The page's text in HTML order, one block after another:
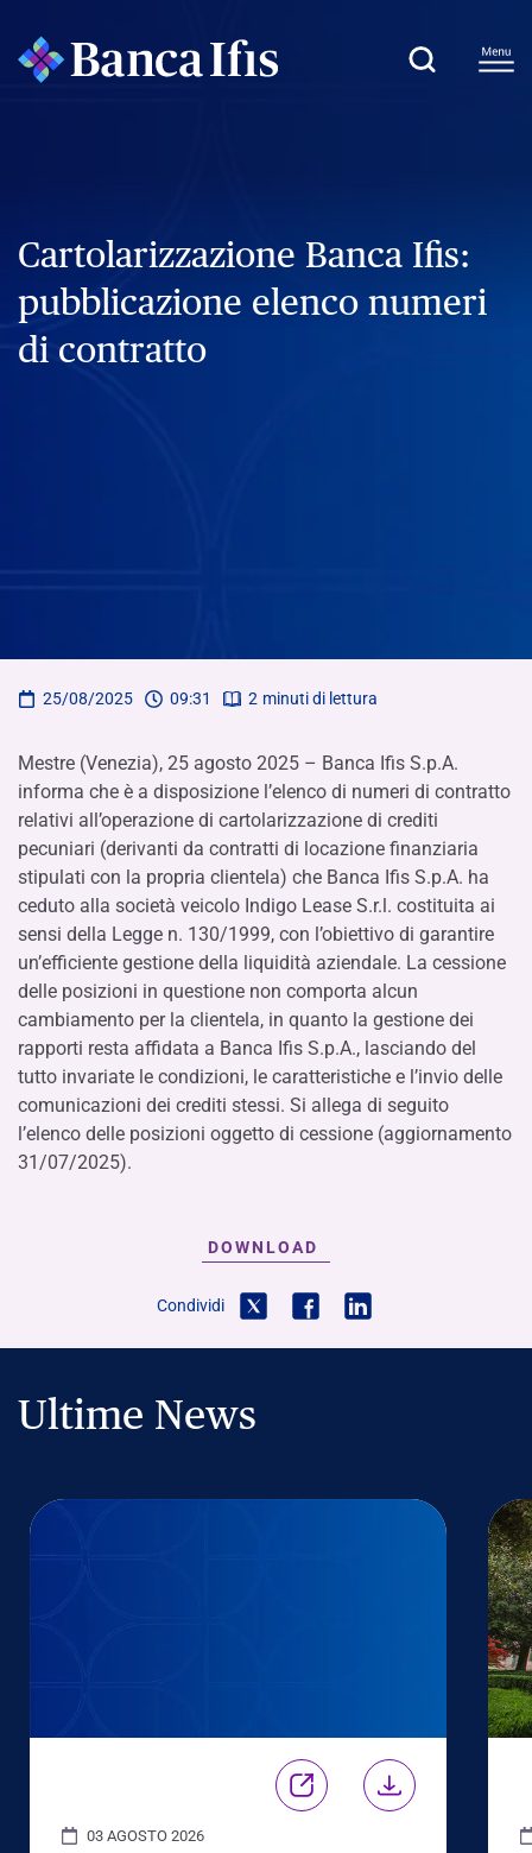
Cartolarizzazione Banca Ifis:
pubblicazione elenco numeri
di contratto
25/08/2025 09:31 2 minuti di lettura
Mestre (Venezia), 25 agosto 2025 – Banca Ifis S.p.A.
informa che è a disposizione l’elenco di numeri di contratto
relativi all’operazione di cartolarizzazione di crediti
pecuniari (derivanti da contratti di locazione finanziaria
stipulati con la propria clientela) che Banca Ifis S.p.A. ha
ceduto alla società veicolo Indigo Lease S.r.l. costituita ai
sensi della Legge n. 130/1999, con l’obiettivo di garantire
un’efficiente gestione della liquidità aziendale. La cessione
delle posizioni in questione non comporta alcun
cambiamento per la clientela, in quanto la gestione dei
rapporti resta affidata a Banca Ifis S.p.A., lasciando del
tutto invariate le condizioni, le caratteristiche e l’invio delle
comunicazioni dei crediti stessi. Si allega di seguito
l’elenco delle posizioni oggetto di cessione (aggiornamento
31/07/2025).
DOWNLOAD
Condividi
Ultime News
03 AGOSTO 2026